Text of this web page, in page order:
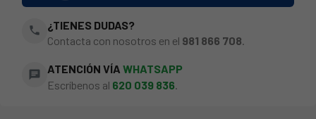
phone
¿TIENES DUDAS?
Contacta con nosotros en el 981 866 708.
chat ATENCIÓN VÍA WHATSAPP
Escríbenos al 620 039 836